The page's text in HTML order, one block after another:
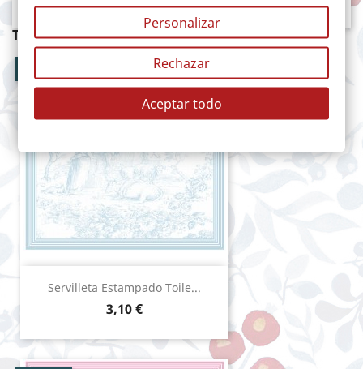
TAMBIÉN PODRÍA INTERESARLE
Servilleta Estampado Toile...
Precio
3,10 €
Personalizar
Rechazar
Aceptar todo